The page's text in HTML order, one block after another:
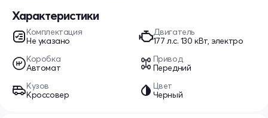
Характеристики
Комплектация
Не указано
Двигатель
177 л.c. 130 кВт, электро
Коробка
Автомат
Привод
Передний
Кузов
Кроссовер
Цвет
Черный